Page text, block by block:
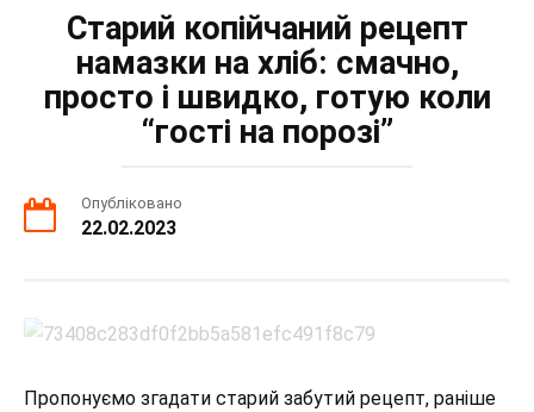
Старий копійчаний рецепт
намазки на хліб: смачно,
просто і швидко, готую коли
“гості на порозі”
Опубліковано
22.02.2023
Пропонуємо згадати старий забутий рецепт, раніше